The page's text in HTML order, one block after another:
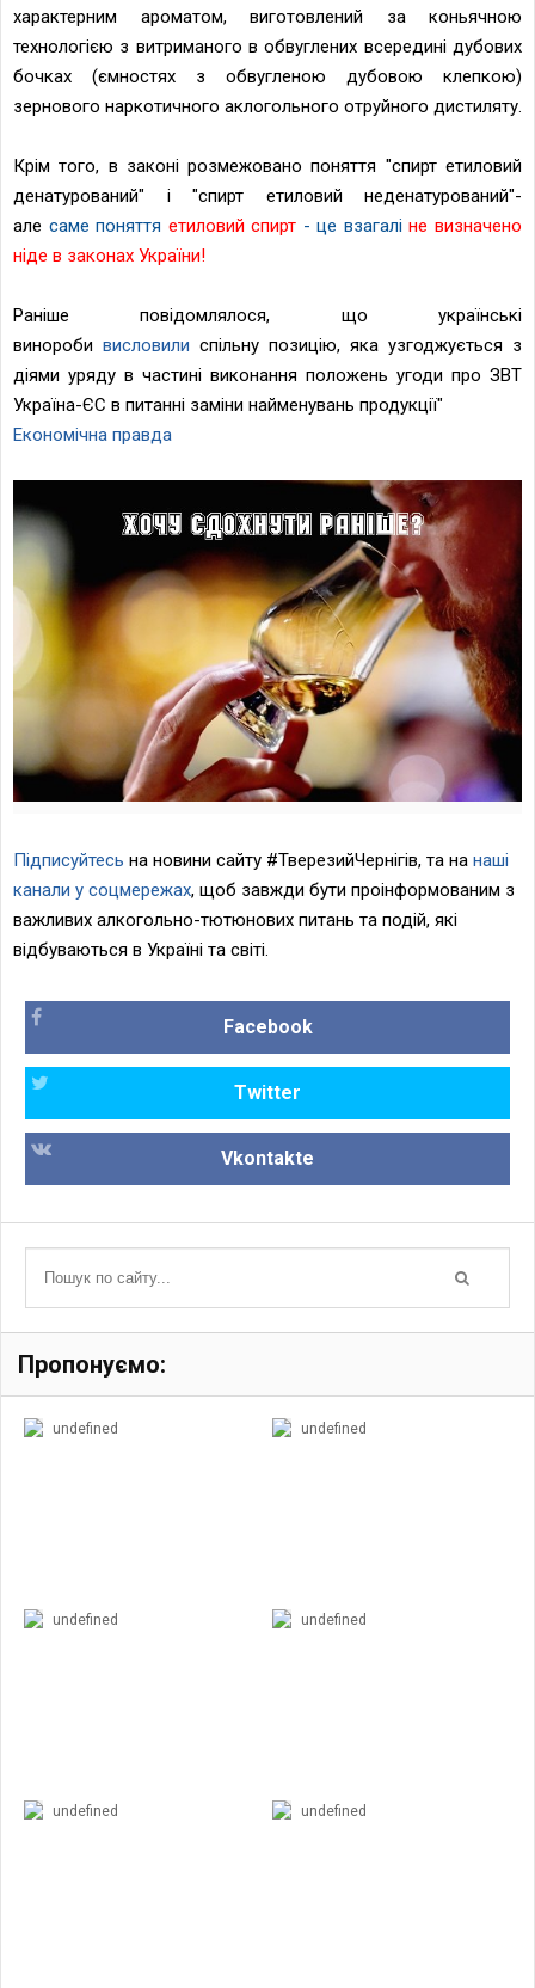
характерним ароматом, виготовлений за коньячною
технологією з витриманого в обвуглених всередині дубових
бочках (ємностях з обвугленою дубовою клепкою)
зернового наркотичного аклогольного отруйного дистиляту.
Крім того, в законі розмежовано поняття "спирт етиловий
денатурований" і "спирт етиловий неденатурований"-
але саме поняття етиловий спирт - це взагаліне визначено
ніде в законах України!
Раніше повідомлялося, що українські
винороби висловили спільну позицію, яка узгоджується з
діями уряду в частині виконання положень угоди про ЗВТ
Україна-ЄС в питанні заміни найменувань продукції"
Економічна правда
Підписуйтесь на новини сайту #ТверезийЧернігів, та на наші
канали у соцмережах, щоб завжди бути проінформованим з
важливих алкогольно-тютюнових питань та подій, які
відбуваються в Україні та світі.
Facebook
Twitter
Vkontakte
Пропонуємо:
undefined undefined
undefined undefined
undefined undefined